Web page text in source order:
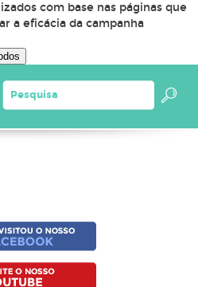
com base nas páginas que
a eficácia da campanha